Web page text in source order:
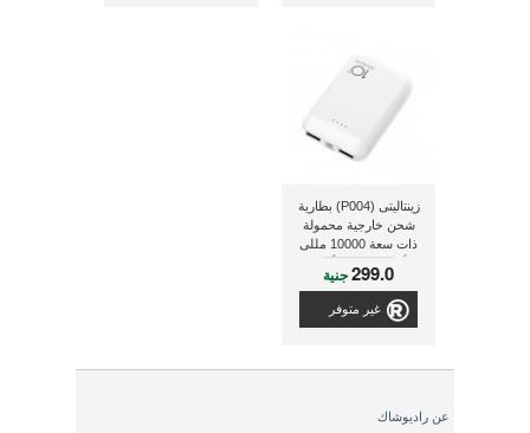
زينتاليتى (P004) بطارية
شحن خارجية محمولة
ذات سعة 10000 مللى
أمبير, ذو لون أبيض
299.0جنية
غير متوفر
عن راديوشاك